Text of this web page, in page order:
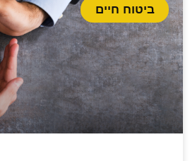
ביטוח חיים